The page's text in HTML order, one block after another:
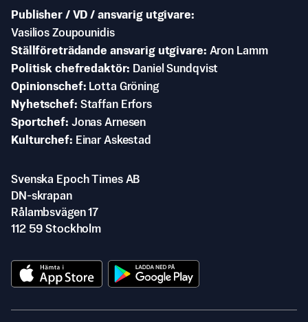
Publisher / VD / ansvarig utgivare
Vasilios Zoupounidis
Ställföreträdande ansvarig utgivare Aron Lamm
Politisk chefredaktör
Daniel Sundqvist
Opinionschef
Lotta Gröning
Nyhetschef Staffan Erfors
Sportchef Jonas Arnesen
Kulturchef
Einar Askestad
Svenska Epoch Times AB
DN-skrapan
Rålambsvägen 17
112 59 Stockholm